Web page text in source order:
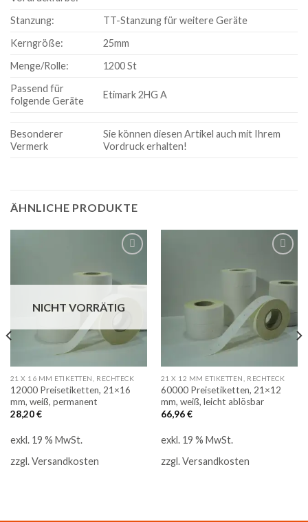
Stanzung:
TT-Stanzung für weitere Geräte
Kerngröße:
25mm
Menge/Rolle:
1200 St
Passend für
folgende Geräte
Etimark 2HG A
Besonderer
Vermerk
Sie können diesen Artikel auch mit Ihrem
Vordruck erhalten!
ÄHNLICHE PRODUKTE
NICHT VORRÄTIG
21 X 16 MM ETIKETTEN, RECHTECK
12000 Preisetiketten, 21×16
mm, weiß, permanent
28,20€
exkl. 19 % MwSt.
zzgl.Versandkosten
Auf
Merkliste
21 X 12 MM ETIKETTEN, RECHTECK
60000 Preisetiketten, 21×12
mm, weiß, leicht ablösbar
66,96€
exkl. 19 % MwSt.
zzgl.Versandkosten